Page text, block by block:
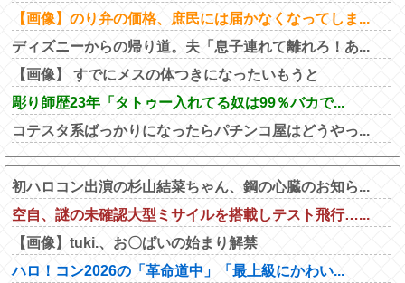
【画像】のり弁の価格、庶民には届かなくなってしま...
ディズニーからの帰り道。夫「息子連れて離れろ！あ...
【画像】 すでにメスの体つきになったいもうと
彫り師歴23年「タトゥー入れてる奴は99％バカで...
コテスタ系ばっかりになったらパチンコ屋はどうやっ...
初ハロコン出演の杉山結菜ちゃん、鋼の心臓のお知ら...
空自、謎の未確認大型ミサイルを搭載しテスト飛行…...
【画像】tuki.、お〇ぱいの始まり解禁
ハロ！コン2026の「革命道中」「最上級にかわい...